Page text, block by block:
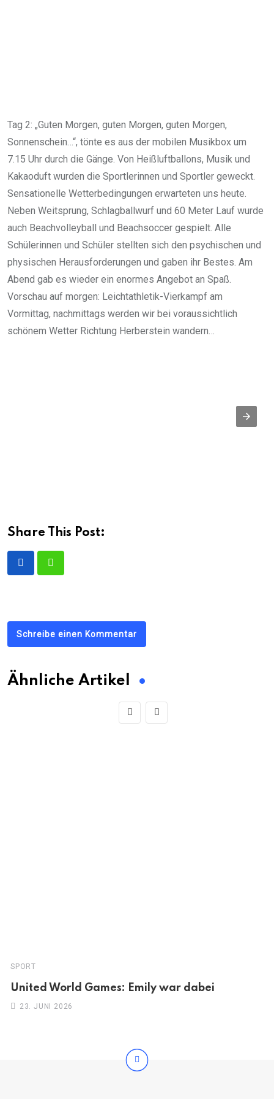
Tag 2: „Guten Morgen, guten Morgen, guten Morgen,
Sonnenschein…“, tönte es aus der mobilen Musikbox um
7.15 Uhr durch die Gänge. Von Heißluftballons, Musik und
Kakaoduft wurden die Sportlerinnen und Sportler geweckt.
Sensationelle Wetterbedingungen erwarteten uns heute.
Neben Weitsprung, Schlagballwurf und 60 Meter Lauf wurde
auch Beachvolleyball und Beachsoccer gespielt. Alle
Schülerinnen und Schüler stellten sich den psychischen und
physischen Herausforderungen und gaben ihr Bestes. Am
Abend gab es wieder ein enormes Angebot an Spaß.
Vorschau auf morgen: Leichtathletik-Vierkampf am
Vormittag, nachmittags werden wir bei voraussichtlich
schönem Wetter Richtung Herberstein wandern…
Share This Post:
Schreibe einen Kommentar
Ähnliche Artikel
SPORT
United World Games: Emily war dabei
23. JUNI 2026